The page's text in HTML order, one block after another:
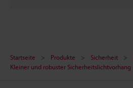
Startseite Produkte Sicherheit
Kleiner und robuster Sicherheitslichtvorhang